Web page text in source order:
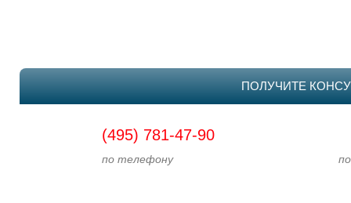
ПОЛУЧИТЕ
(495) 781-47-90
по телефону по